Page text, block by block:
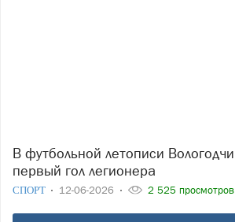
В футбольной летописи Вологодчины случился
первый гол легионера
СПОРТ 12-06-2026 2 525 просмотров